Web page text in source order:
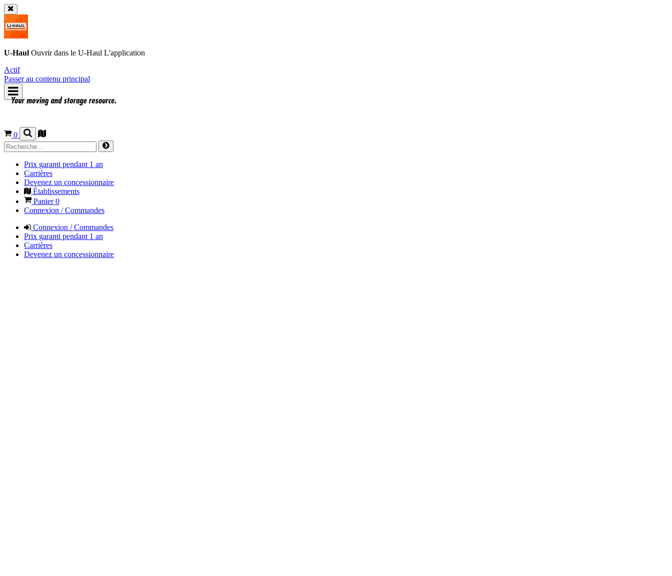
U-Haul Ouvrir dans le U-Haul L'application
Actif
Passer au contenu principal
0
Prix garanti pendant 1 an
Carrières
Devenez un concessionnaire
Établissements
Panier0
Connexion / Commandes
Connexion / Commandes
Prix garanti pendant 1 an
Carrières
Devenez un concessionnaire